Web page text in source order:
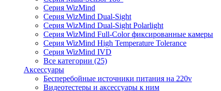
Серия WizMind
Серия WizMind Dual-Sight
Серия WizMind Dual-Sight Polarlight
Серия WizMind Full-Color фиксированные камеры
Серия WizMind High Temperature Tolerance
Серия WizMind IVD
Все категории (25)
Аксессуары
Бесперебойные источники питания на 220v
Видеотестеры и аксессуары к ним